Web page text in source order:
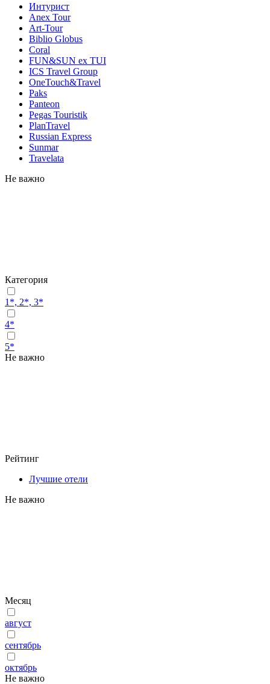
Интурист
Anex Tour
Art-Tour
Biblio Globus
Coral
FUN&SUN ex TUI
ICS Travel Group
OneTouch&Travel
Paks
Panteon
Pegas Touristik
PlanTravel
Russian Express
Sunmar
Travelata
Не важно
Категория
1*, 2*, 3*
4*
5*
Не важно
Рейтинг
Лучшие отели
Не важно
Месяц
август
сентябрь
октябрь
Не важно